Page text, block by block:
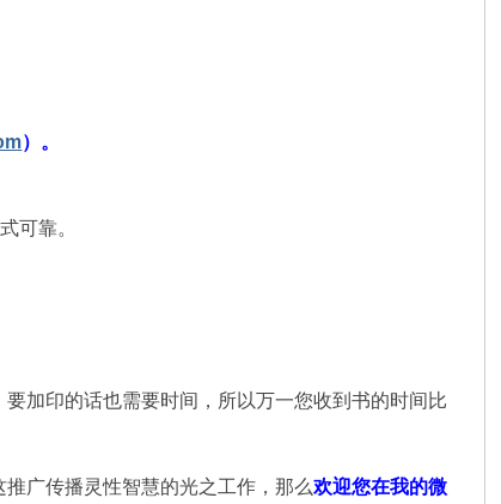
）。
可靠。
加印的话也需要时间，所以万一您收到书的时间比
广传播灵性智慧的光之工作，那么欢迎您在我的微